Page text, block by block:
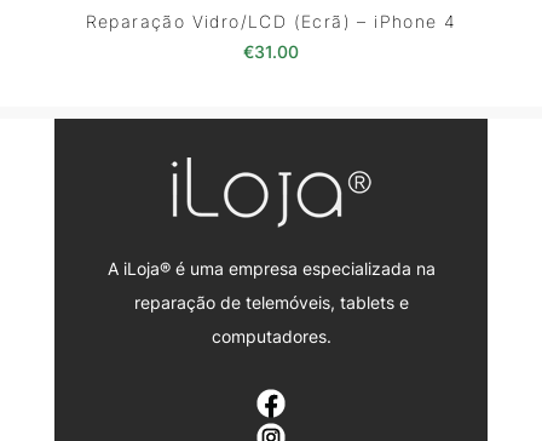
Reparação Vidro/LCD (Ecrã) – iPhone 4
€31.00
A iLoja® é uma empresa especializada na
reparação de telemóveis, tablets e
computadores.